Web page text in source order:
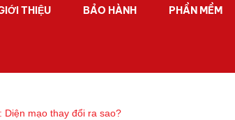
THIỆU BẢO HÀNH PHẦN MỀM
mạo thay đổi ra sao?